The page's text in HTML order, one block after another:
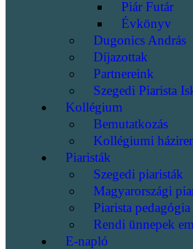
Piár Futár
Évkönyv
Dugonics András
Díjazottak
Partnereink
Szegedi Piarista
Kollégium
Bemutatkozás
Kollégiumi
Piaristák
Szegedi piaristák
Magyarországi
Piarista
Rendi ünnepek
E-napló